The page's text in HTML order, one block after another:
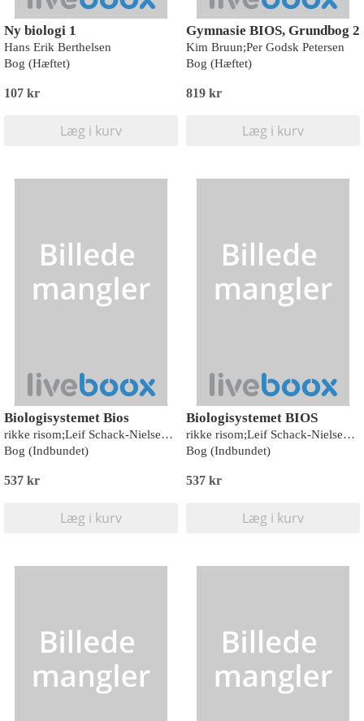
Ny biologi 1
Hans Erik Berthelsen
Bog (Hæftet)
107 kr
Læg i kurv
Gymnasie BIOS, Grundbog 2
Kim Bruun;Per Godsk Petersen
Bog (Hæftet)
819 kr
Læg i kurv
Biologisystemet Bios
rikke risom;Leif Schack-Nielsen;Anders V. Thomsen;Thomas Bach Piekut
Bog (Indbundet)
537 kr
Læg i kurv
Biologisystemet BIOS
rikke risom;Leif Schack-Nielsen;Anders V. Thomsen;Thomas Bach Piekut
Bog (Indbundet)
537 kr
Læg i kurv